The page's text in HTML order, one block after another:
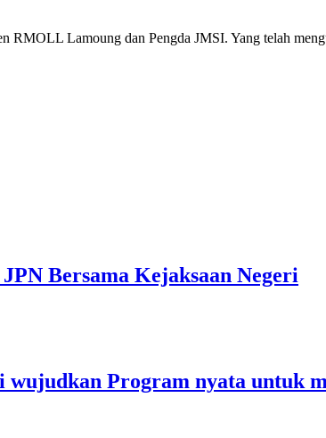
RMOLL Lamoung dan Pengda JMSI. Yang telah
Bersama Kejaksaan Negeri
Program nyata untuk